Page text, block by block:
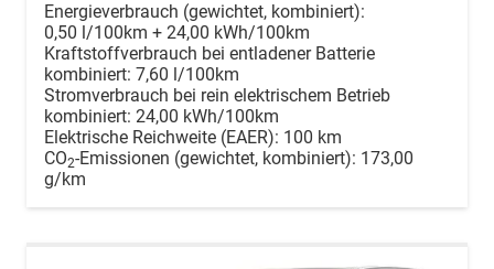
Energieverbrauch (gewichtet, kombiniert):
0,50 l/100km + 24,00 kWh/100km
Kraftstoffverbrauch bei entladener Batterie
kombiniert: 7,60 l/100km
Stromverbrauch bei rein elektrischem Betrieb
kombiniert: 24,00 kWh/100km
Elektrische Reichweite (EAER): 100 km
CO2-Emissionen (gewichtet, kombiniert): 173,00
g/km